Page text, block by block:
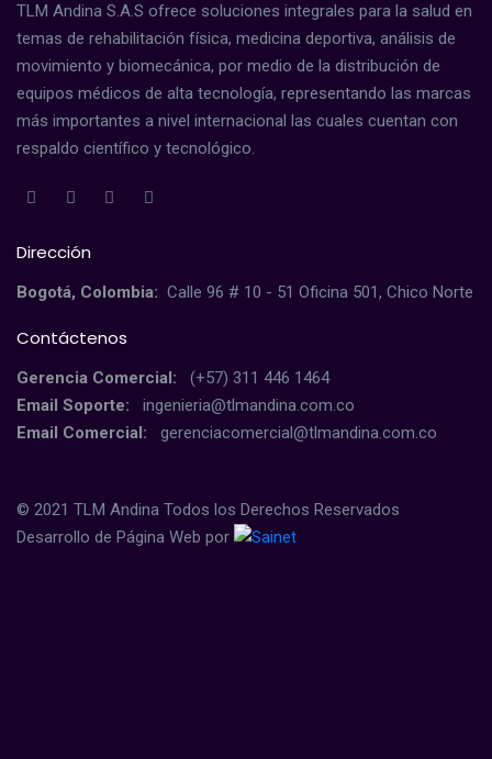
TLM Andina S.A.S ofrece soluciones integrales para la salud en
temas de rehabilitación física, medicina deportiva, análisis de
movimiento y biomecánica, por medio de la distribución de
equipos médicos de alta tecnología, representando las marcas
más importantes a nivel internacional las cuales cuentan con
respaldo científico y tecnológico.
Dirección
Bogotá, Colombia: Calle 96 # 10 - 51 Oficina 501, Chico Norte
Contáctenos
Gerencia Comercial:
(+57) 311 446 1464
Email Soporte:
ingenieria@tlmandina.com.co
Email Comercial:
gerenciacomercial@tlmandina.com.co
© 2021 TLM Andina Todos los Derechos Reservados
Desarrollo de Página Web por